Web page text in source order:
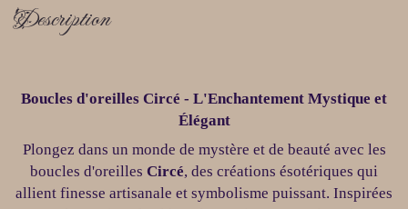
Description
Boucles d'oreilles Circé - L'Enchantement Mystique et
Élégant
Plongez dans un monde de mystère et de beauté avec les
boucles d'oreilles Circé, des créations ésotériques qui
allient finesse artisanale et symbolisme puissant. Inspirées